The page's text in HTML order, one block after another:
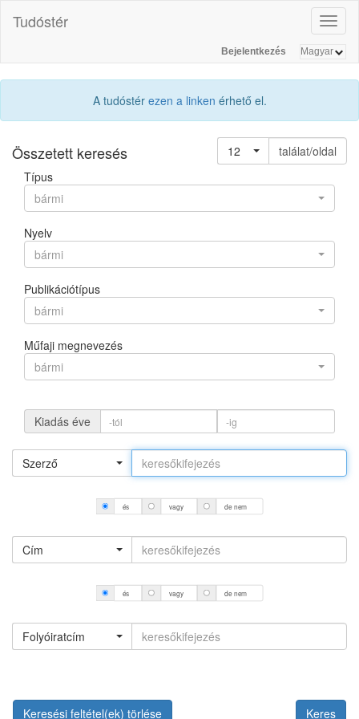
Tudóstér
Bejelentkezés
A tudóstér ezen a linken érhető el.
Összetett keresés 12
találat/oldal
Típus
bármi
Nyelv
bármi
Publikációtípus
bármi
Műfaji megnevezés
bármi
Kiadás éve
Szerző
és vagy de nem
Cím
és vagy de nem
Folyóiratcím
Keresési feltétel(ek) törlése